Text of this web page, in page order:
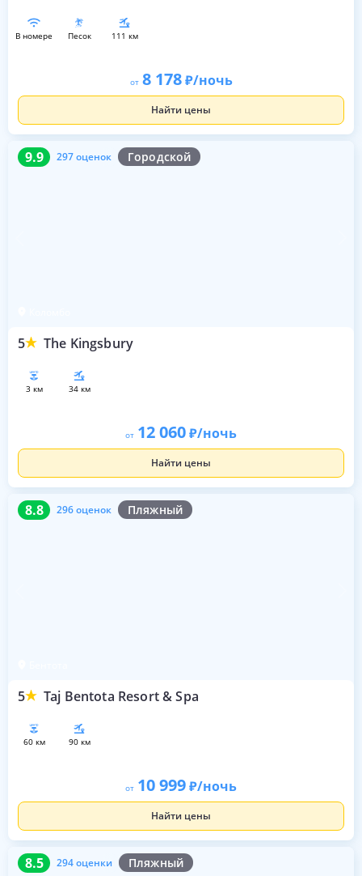
в номере песок 111 км
от 8 178 /ночь
Найти цены
9.9 297 оценок Городской
5 The Kingsbury
9.9 297 оценок
3 км 34 км
от 12 060 /ночь
Найти цены
8.8 296 оценок Пляжный
5 Taj Bentota Resort & Spa
8.8 296 оценок
60 км 90 км
от 10 999 /ночь
Найти цены
8.5 294 оценки Пляжный
8.5 294 оценки